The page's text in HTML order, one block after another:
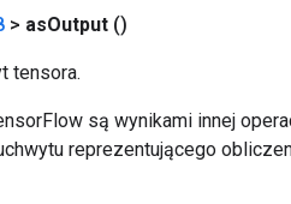
> asOutput ()
tensora.
są wynikami innej
reprezentującego